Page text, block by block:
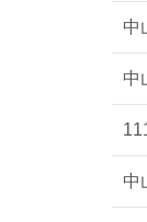
中
中
中